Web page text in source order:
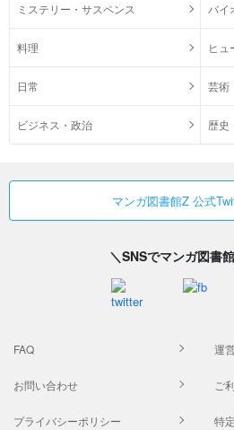
ミステリー・サスペンス バイ
料理 ヒュ
日常 芸術
ビジネス・政治 歴史
マンガ図書館Z 公式
＼SNSでマンガ図書
FAQ 運
お問い合わせ ご
プライバシーポリシー 特